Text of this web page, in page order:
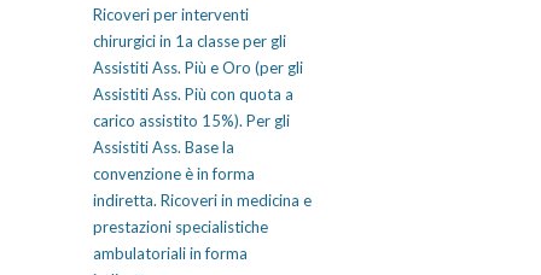
Ricoveri per interventi
chirurgici in 1a classe per gli
Assistiti Ass. Più e Oro (per gli
Assistiti Ass. Più con quota a
carico assistito 15%). Per gli
Assistiti Ass. Base la
convenzione è in forma
indiretta. Ricoveri in medicina e
prestazioni specialistiche
ambulatoriali in forma